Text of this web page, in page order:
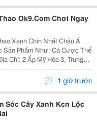
Ok9.Com Chơi Ngay
Xanh Chín Nhất Châu Á.
Sản Phẩm Như: Cá Cược Thể
Việt Nam. Phone:
Website:...
1 giờ trước
Sóc Cây Xanh Kcn Lộc